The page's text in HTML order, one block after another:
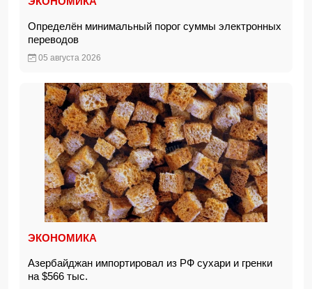
Определён минимальный порог суммы электронных
переводов
05 августа 2026
ЭКОНОМИКА
Азербайджан импортировал из РФ сухари и гренки
на $566 тыс.